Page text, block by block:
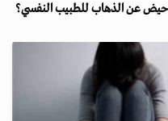
عن الذهاب للطبيب النفسي؟